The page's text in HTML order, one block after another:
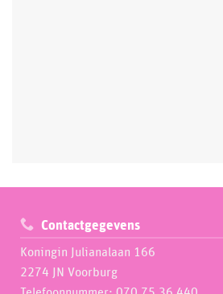
Contactgegevens
Koningin Julianalaan 166
2274 JN Voorburg